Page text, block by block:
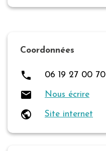
Coordonnées
local_phone 06 19 27 00 70
local_post_office Nous écrire
public Site internet